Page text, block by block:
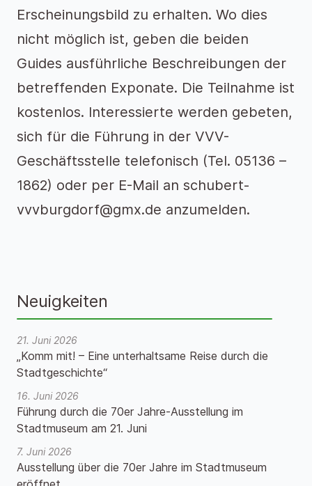
Erscheinungsbild zu erhalten. Wo dies
nicht möglich ist, geben die beiden
Guides ausführliche Beschreibungen der
betreffenden Exponate. Die Teilnahme ist
kostenlos. Interessierte werden gebeten,
sich für die Führung in der VVV-
Geschäftsstelle telefonisch (Tel. 05136 –
1862) oder per E-Mail an schubert-
vvvburgdorf@gmx.de anzumelden.
Neuigkeiten
21. Juni 2026
„Komm mit! – Eine unterhaltsame Reise durch die
Stadtgeschichte“
16. Juni 2026
Führung durch die 70er Jahre-Ausstellung im
Stadtmuseum am 21. Juni
7. Juni 2026
Ausstellung über die 70er Jahre im Stadtmuseum